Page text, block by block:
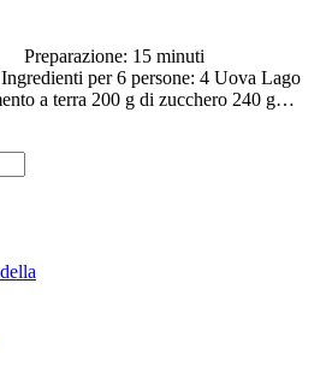
15 minuti
per 6 persone: 4 Uova Lago
a terra 200 g di zucchero 240 g…